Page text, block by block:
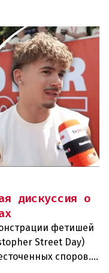
дискуссия о
фетишей
Street Day)
споров.